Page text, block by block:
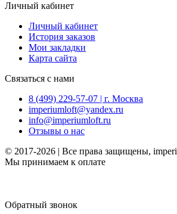
Личный кабинет
Личный кабинет
История заказов
Мои закладки
Карта сайта
Связаться с нами
8 (499) 229-57-07 | г. Москва
imperiumloft@yandex.ru
info@imperiumloft.ru
Отзывы о нас
© 2017-2026 | Все права защищены,
Мы принимаем к оплате
Обратный звонок